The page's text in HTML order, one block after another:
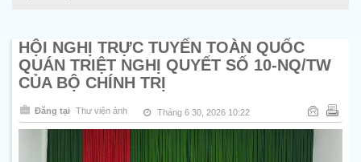
HỘI NGHỊ TRỰC TUYẾN TOÀN QUỐC
QUÁN TRIỆT NGHỊ QUYẾT SỐ 10-NQ/TW
CỦA BỘ CHÍNH TRỊ
Đăng tại Thư viện ảnh Tháng 6 30, 2026 10:22